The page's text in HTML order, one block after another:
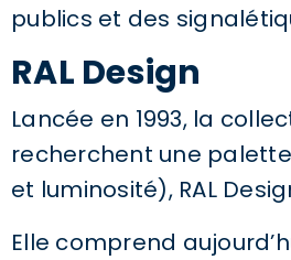
publics et des
RAL Design
Lancée en 1993, la
recherchent une
et luminosité), RAL
Elle comprend